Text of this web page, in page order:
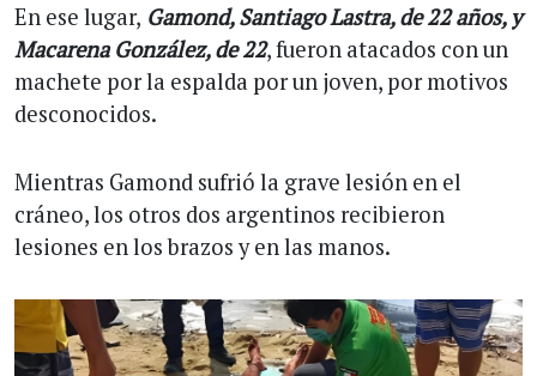
En ese lugar, Gamond, Santiago Lastra, de 22 años, y
Macarena González, de 22, fueron atacados con un
machete por la espalda por un joven, por motivos
desconocidos.
Mientras Gamond sufrió la grave lesión en el
cráneo, los otros dos argentinos recibieron
lesiones en los brazos y en las manos.